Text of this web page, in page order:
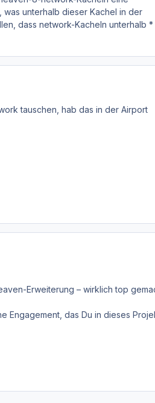
unterhalb dieser Kachel in der
dass network-Kacheln unterhalb *
tauschen, hab das in der Airport
Erweiterung – wirklich top
Engagement, das Du in dieses